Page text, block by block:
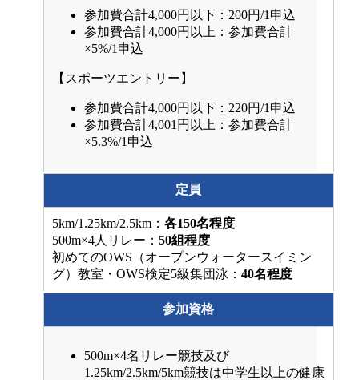
参加費合計4,000円以下：200円/1申込
参加費合計4,000円以上：参加費合計
×5%/1申込
【スポーツエントリー】
参加費合計4,000円以下：220円/1申込
参加費合計4,001円以上：参加費合計
×5.3%/1申込
定員
5km/1.25km/2.5km： 各150名程度
500m×4人リレー： 50組程度
初めてのOWS（オープンウォータースイミン
グ）教室・OWS検定5級集団泳： 40名程度
参加資格
500m×4名リレー競技及び
1.25km/2.5km/5km競技は中学生以上の健康